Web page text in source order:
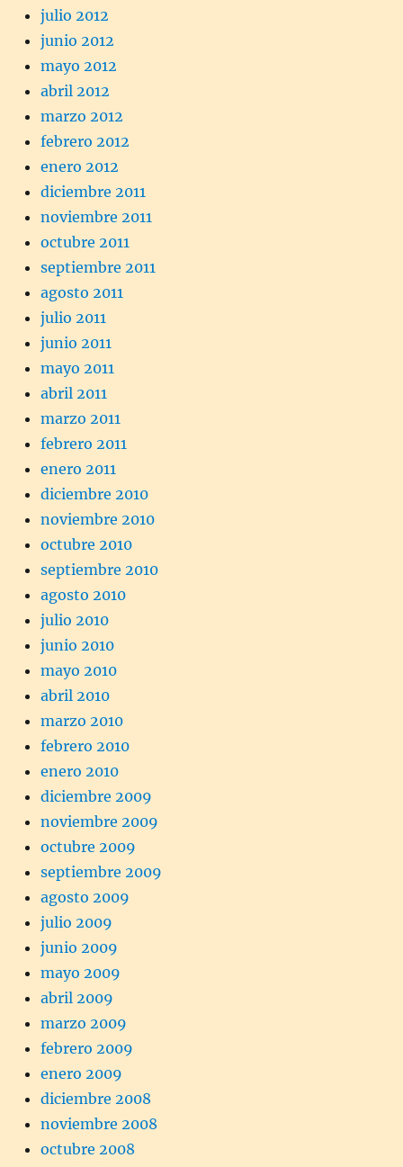
julio 2012
junio 2012
mayo 2012
abril 2012
marzo 2012
febrero 2012
enero 2012
diciembre 2011
noviembre 2011
octubre 2011
septiembre 2011
agosto 2011
julio 2011
junio 2011
mayo 2011
abril 2011
marzo 2011
febrero 2011
enero 2011
diciembre 2010
noviembre 2010
octubre 2010
septiembre 2010
agosto 2010
julio 2010
junio 2010
mayo 2010
abril 2010
marzo 2010
febrero 2010
enero 2010
diciembre 2009
noviembre 2009
octubre 2009
septiembre 2009
agosto 2009
julio 2009
junio 2009
mayo 2009
abril 2009
marzo 2009
febrero 2009
enero 2009
diciembre 2008
noviembre 2008
octubre 2008